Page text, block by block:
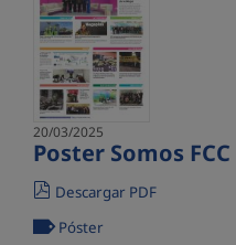
20/03/2025
Poster Somos FCC
Descargar PDF
Póster